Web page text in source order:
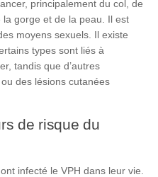
, principalement du col de
la gorge et de la peau Il est
moyens sexuels Il existe
types sont liés à
, tandis que d’autres
ou des lésions cutanées
de risque du
ont infecté le VPH dans leur vie